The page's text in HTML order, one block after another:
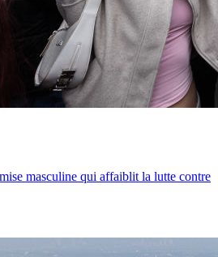
masculine qui affaiblit la lutte contre